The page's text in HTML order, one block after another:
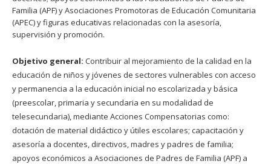
Familia (APF) y Asociaciones Promotoras de Educación Comunitaria
(APEC) y figuras educativas relacionadas con la asesoría,
supervisión y promoción.
Objetivo general: Contribuir al mejoramiento de la calidad en la
educación de niños y jóvenes de sectores vulnerables con acceso
y permanencia a la educación inicial no escolarizada y básica
(preescolar, primaria y secundaria en su modalidad de
telesecundaria), mediante Acciones Compensatorias como:
dotación de material didáctico y útiles escolares; capacitación y
asesoría a docentes, directivos, madres y padres de familia;
apoyos económicos a Asociaciones de Padres de Familia (APF) a